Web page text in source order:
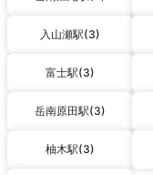
入山瀬駅(3)
富士駅(3)
岳南原田駅(3)
柚木駅(3)